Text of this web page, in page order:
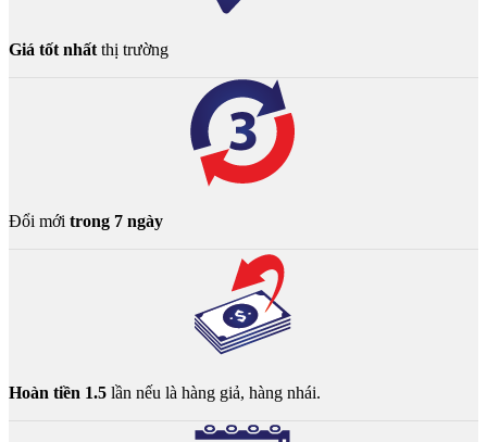
Giá tốt nhất thị trường
Đổi mới trong 7 ngày
Hoàn tiền 1.5 lần nếu là hàng giả, hàng nhái.